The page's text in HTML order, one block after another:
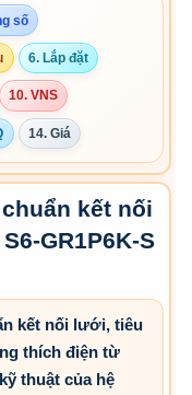
số
6. Lắp đặt
10. VNS
14. Giá
kết nối
GR1P6K-S
kết nối lưới, tiêu
thích điện từ
thuật của hệ